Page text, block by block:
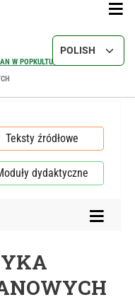
Select your
W POPKULTURZE
Teksty źródłowe
dydaktyczne